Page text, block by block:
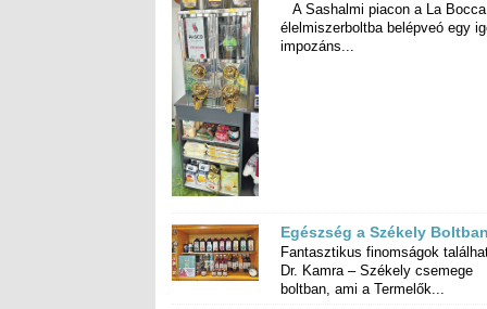
A Sashalmi piacon a La
élelmiszerboltba belépveó
impozáns...
Egészség a Székely
Fantasztikus finomságok
Dr. Kamra – Székely
boltban, ami a Termelők...